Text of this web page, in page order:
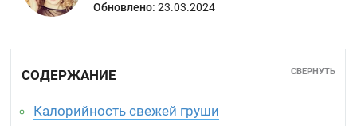
Обновлено: 23.03.2024
СОДЕРЖАНИЕ СВЕРНУТЬ
Калорийность свежей груши